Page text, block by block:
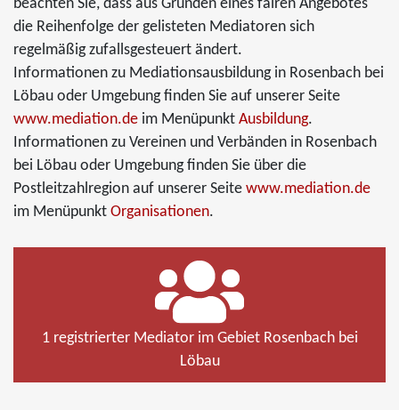
beachten Sie, dass aus Gründen eines fairen Angebotes
die Reihenfolge der gelisteten Mediatoren sich
regelmäßig zufallsgesteuert ändert.
Informationen zu Mediationsausbildung in Rosenbach bei
Löbau oder Umgebung finden Sie auf unserer Seite
www.mediation.de im Menüpunkt Ausbildung.
Informationen zu Vereinen und Verbänden in Rosenbach
bei Löbau oder Umgebung finden Sie über die
Postleitzahlregion auf unserer Seite www.mediation.de
im Menüpunkt Organisationen.
1 registrierter Mediator im Gebiet Rosenbach bei
Löbau